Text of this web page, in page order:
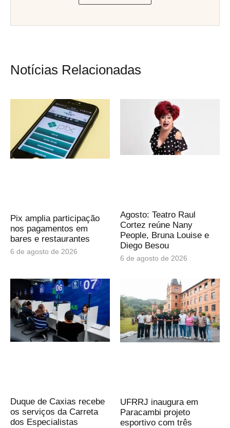
Notícias Relacionadas
Pix amplia participação
nos pagamentos em
bares e restaurantes
6 de agosto de 2026
Agosto: Teatro Raul
Cortez reúne Nany
People, Bruna Louise e
Diego Besou
6 de agosto de 2026
Duque de Caxias recebe
os serviços da Carreta
dos Especialistas
UFRRJ inaugura em
Paracambi projeto
esportivo com três